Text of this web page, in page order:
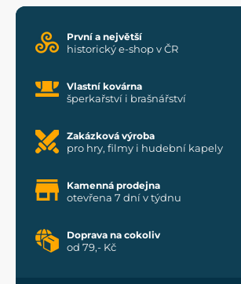
První a největší
historický e-shop v ČR
Vlastní kovárna
šperkařství i brašnářství
Zakázková výroba
pro hry, filmy i hudební kapely
Kamenná prodejna
otevřena 7 dní v týdnu
Doprava na cokoliv
od 79,- Kč